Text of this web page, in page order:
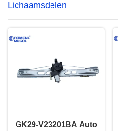
Lichaamsdelen
GK29-V23201BA Auto